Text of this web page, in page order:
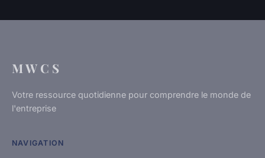
M W C S
Votre ressource quotidienne pour comprendre le monde de
l'entreprise
NAVIGATION